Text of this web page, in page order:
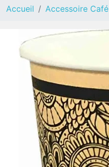
Accueil Accessoire Café